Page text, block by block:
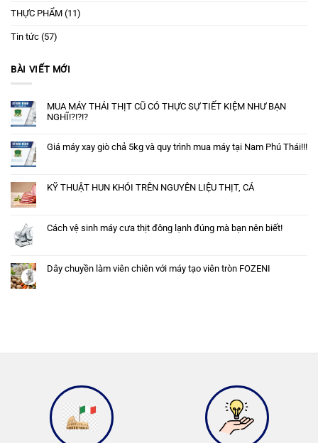
THỰC PHẨM (11)
Tin tức (57)
BÀI VIẾT MỚI
MUA MÁY THÁI THỊT CŨ CÓ THỰC SỰ TIẾT KIỆM NHƯ BẠN
NGHĨ!?!?!?
Giá máy xay giò chả 5kg và quy trình mua máy tại Nam Phú Thái!!!
KỸ THUẬT HUN KHÓI TRÊN NGUYÊN LIỆU THỊT, CÁ
Cách vệ sinh máy cưa thịt đông lạnh đúng mà bạn nên biết!
Dây chuyền làm viên chiên với máy tạo viên tròn FOZENI